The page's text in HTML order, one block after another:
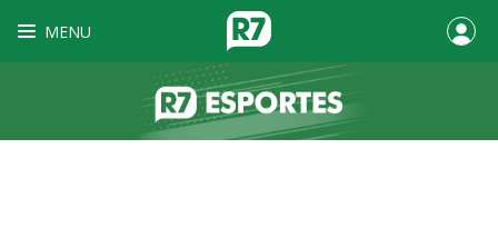
MENU